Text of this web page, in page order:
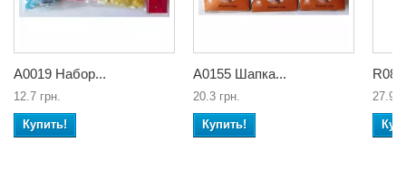
А0019 Набор...
12.7 грн.
Купить!
А0155 Шапка...
20.3 грн.
Купить!
27.9